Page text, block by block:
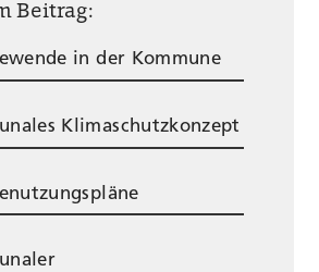
Beitrag:
in der Kommune
Klimaschutzkonzept